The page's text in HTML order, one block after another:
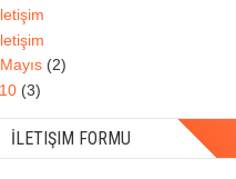
Mayıs (2)
(3)
İLETIŞIM FORMU